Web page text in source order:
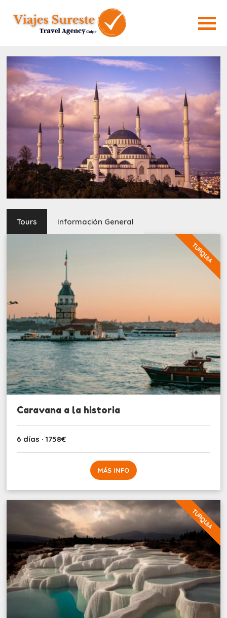
Tours Información General
TURQUIA
Caravana a la historia
6 días · 1758€
MÁS INFO
TURQUIA